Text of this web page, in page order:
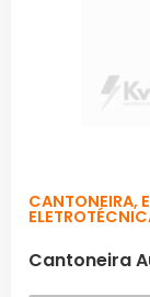
CANTONEIRA,
Cantoneira